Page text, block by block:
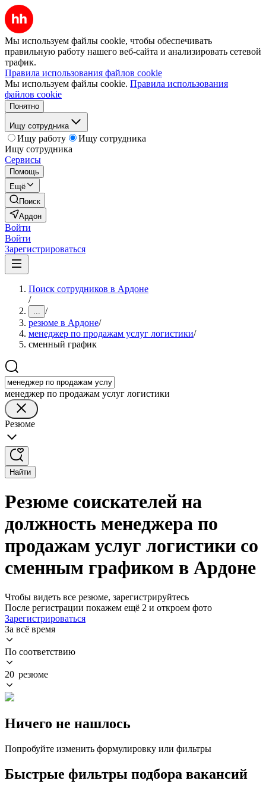
Мы используем файлы cookie, чтобы обеспечивать
правильную работу нашего веб-сайта и анализировать сетевой
трафик.
Правила использования файлов cookie
Мы используем файлы cookie. Правила использования
файлов cookie
Понятно
Ищу сотрудника
Ищу работу
Ищу сотрудника
Ищу сотрудника
Сервисы
Помощь
Ещё
Поиск
Ардон
Войти
Войти
Зарегистрироваться
Поиск сотрудников в Ардоне
/
... /
резюме в Ардоне/
менеджер по продажам услуг логистики/
сменный график
менеджер по продажам услуг логистики
Резюме
Найти
Резюме соискателей на
должность менеджера по
продажам услуг логистики со
сменным графиком в Ардоне
Чтобы видеть все резюме, зарегистрируйтесь
После регистрации покажем ещё 2 и откроем фото
Зарегистрироваться
За всё время
По соответствию
20 резюме
Ничего не нашлось
Попробуйте изменить формулировку или фильтры
Быстрые фильтры подбора вакансий